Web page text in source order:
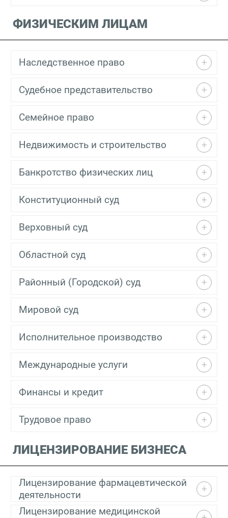
ФИЗИЧЕСКИМ ЛИЦАМ
Наследственное право
Судебное представительство
Семейное право
Недвижимость и строительство
Банкротство физических лиц
Конституционный суд
Верховный суд
Областной суд
Районный (Городской) суд
Мировой суд
Исполнительное производство
Международные услуги
Финансы и кредит
Трудовое право
ЛИЦЕНЗИРОВАНИЕ БИЗНЕСА
Лицензирование фармацевтической
деятельности
Лицензирование медицинской